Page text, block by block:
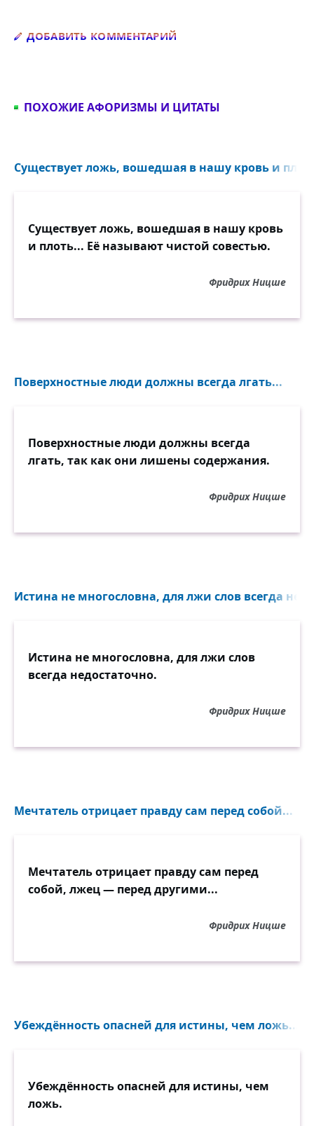
ДОБАВИТЬ КОММЕНТАРИЙ
ПОХОЖИЕ АФОРИЗМЫ И ЦИТАТЫ
Существует ложь, вошедшая в нашу кровь и
Существует ложь, вошедшая в нашу кровь
и плоть... Её называют чистой совестью.
Фридрих Ницше
Поверхностные люди должны всегда лгать...
Поверхностные люди должны всегда
лгать, так как они лишены содержания.
Фридрих Ницше
Истина не многословна, для лжи слов всегда
Истина не многословна, для лжи слов
всегда недостаточно.
Фридрих Ницше
Мечтатель отрицает правду сам перед собой...
Мечтатель отрицает правду сам перед
собой, лжец — перед другими...
Фридрих Ницше
Убеждённость опасней для истины, чем ложь...
Убеждённость опасней для истины, чем
ложь.